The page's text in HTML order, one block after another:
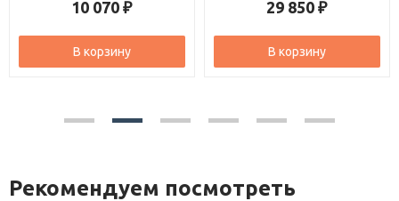
₽
В корзину
₽
В корзину
Рекомендуем посмотреть